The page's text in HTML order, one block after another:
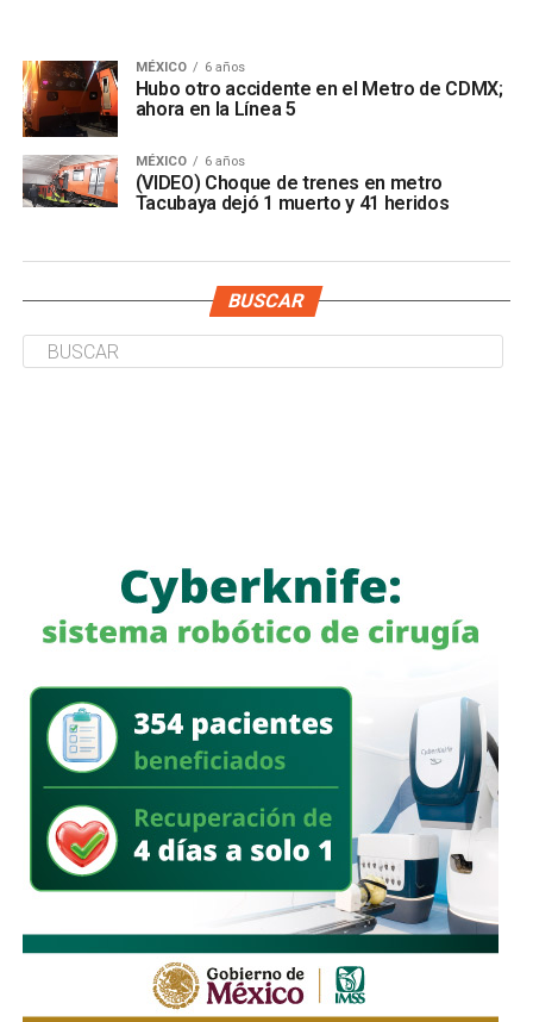
MÉXICO 6 años
Hubo otro accidente en el Metro de CDMX;
ahora en la Línea 5
MÉXICO 6 años
(VIDEO) Choque de trenes en metro
Tacubaya dejó 1 muerto y 41 heridos
BUSCAR